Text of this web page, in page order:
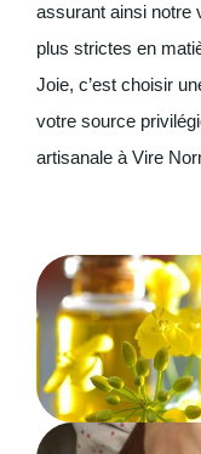
assurant ainsi notre
plus strictes en
Joie, c’est choisir
votre source
artisanale à Vire